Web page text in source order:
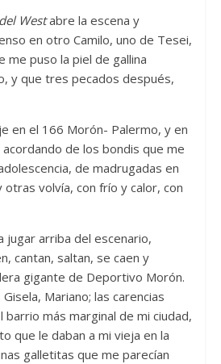
Westabre la escena y
en otro Camilo, uno de Tesei,
me puso la piel de gallina
y que tres pecados después,
en el 166 Morón- Palermo, y en
de los bondis que me
de madrugadas en
otras volvía, con frío y calor, con
jugar arriba del escenario,
cantan, saltan, se caen y
gigante de Deportivo Morón.
Mariano; las carencias
barrio más marginal de mi ciudad,
que le daban a mi vieja en la
galletitas que me parecían